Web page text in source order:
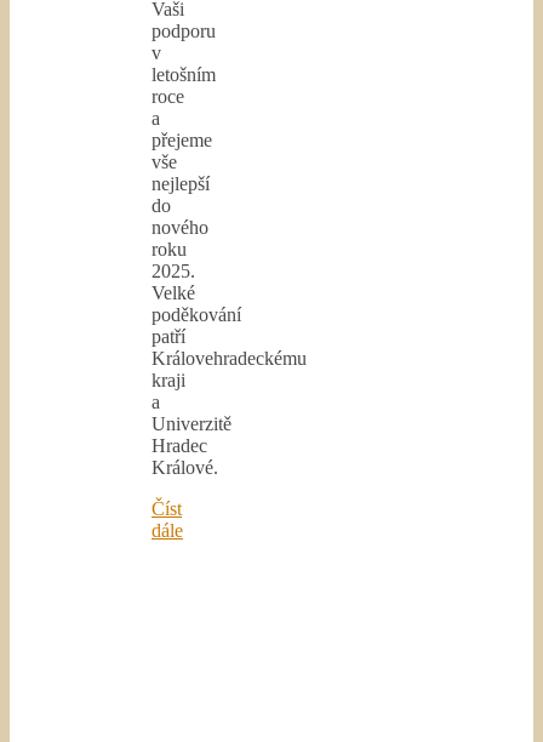
Vaši
podporu
v
letošním
roce
a
přejeme
vše
nejlepší
do
nového
roku
2025.
Velké
poděkování
patří
Královehradeckému
kraji
a
Univerzitě
Hradec
Králové.
Číst
dále